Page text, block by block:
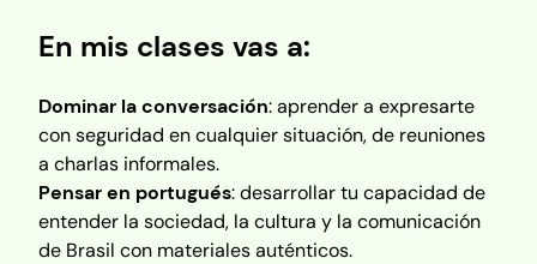
En mis clases vas a:
Dominar la conversación: aprender a expresarte
con seguridad en cualquier situación, de reuniones
a charlas informales.
Pensar en portugués: desarrollar tu capacidad de
entender la sociedad, la cultura y la comunicación
de Brasil con materiales auténticos.